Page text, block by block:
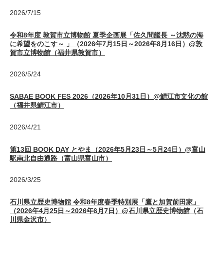
2026/7/15
令和8年度 敦賀市立博物館 夏季企画展「佐久間艦長 ～沈黙の海
に希望をのこす～ 」（2026年7月15日～2026年8月16日）@敦
賀市立博物館（福井県敦賀市）
2026/5/24
SABAE BOOK FES 2026（2026年10月31日）@鯖江市文化の館
（福井県鯖江市）
2026/4/21
第13回 BOOK DAY とやま（2026年5月23日～5月24日）@富山
駅南北自由通路（富山県富山市）
2026/3/25
石川県立歴史博物館 令和8年度春季特別展「鷹と加賀前田家」
（2026年4月25日～2026年6月7日）@石川県立歴史博物館（石
川県金沢市）